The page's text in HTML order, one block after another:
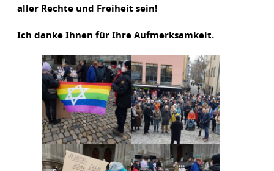
aller Rechte und Freiheit sein!
Ich danke Ihnen für Ihre Aufmerksamkeit.